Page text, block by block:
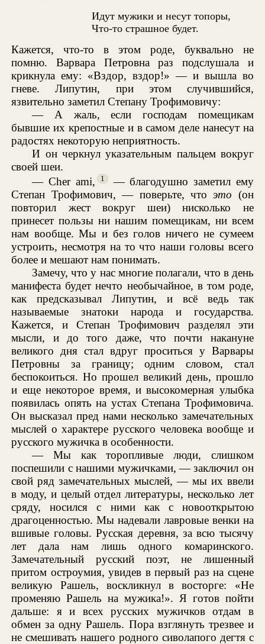
Идут мужики и несут топоры,
Что-то страшное будет.
Кажется, что-то в этом роде, буквально не
помню. Варвара Петровна раз подслушала и
крикнула ему: «Вздор, вздор!» — и вышла во
гневе. Липутин, при этом случившийся,
язвительно заметил Степану Трофимовичу:
— А жаль, если господам помещикам
бывшие их крепостные и в самом деле нанесут на
радостях некоторую неприятность.
И он черкнул указательным пальцем вокруг
своей шеи.
— Cher ami,
1
— благодушно заметил ему
Степан Трофимович, — поверьте, чтоэто (он
повторил жест вокруг шеи) нисколько не
принесет пользы ни нашим помещикам, ни всем
нам вообще. Мы и без голов ничего не сумеем
устроить, несмотря на то что наши головы всего
более и мешают нам понимать.
Замечу, что у нас многие полагали, что в день
манифеста будет нечто необычайное, в том роде,
как предсказывал Липутин, и всё ведь так
называемые знатоки народа и государства.
Кажется, и Степан Трофимович разделял эти
мысли, и до того даже, что почти накануне
великого дня стал вдруг проситься у Варвары
Петровны за границу; одним словом, стал
беспокоиться. Но прошел великий день, прошло
и еще некоторое время, и высокомерная улыбка
появилась опять на устах Степана Трофимовича.
Он высказал пред нами несколько замечательных
мыслей о характере русского человека вообще и
русского мужичка в особенности.
— Мы как торопливые люди, слишком
поспешили с нашими мужичками, — заключил он
свой ряд замечательных мыслей, — мы их ввели
в моду, и целый отдел литературы, несколько лет
сряду, носился с ними как с новооткрытою
драгоценностью. Мы надевали лавровые венки на
вшивые головы. Русская деревня, за всю тысячу
лет дала нам лишь одного комаринского.
Замечательный русский поэт, не лишенный
притом остроумия, увидев в первый раз на сцене
великую Рашель, воскликнул в восторге: «Не
променяю Рашель на мужика!». Я готов пойти
дальше: я и всех русских мужичков отдам в
обмен за одну Рашель. Пора взглянуть трезвее и
не смешивать нашего родного сиволапого дегтя с